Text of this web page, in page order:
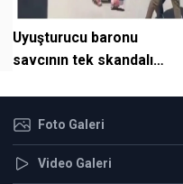
Uyuşturucu baronu
savcının tek skandalı
Foto Galeri
Video Galeri